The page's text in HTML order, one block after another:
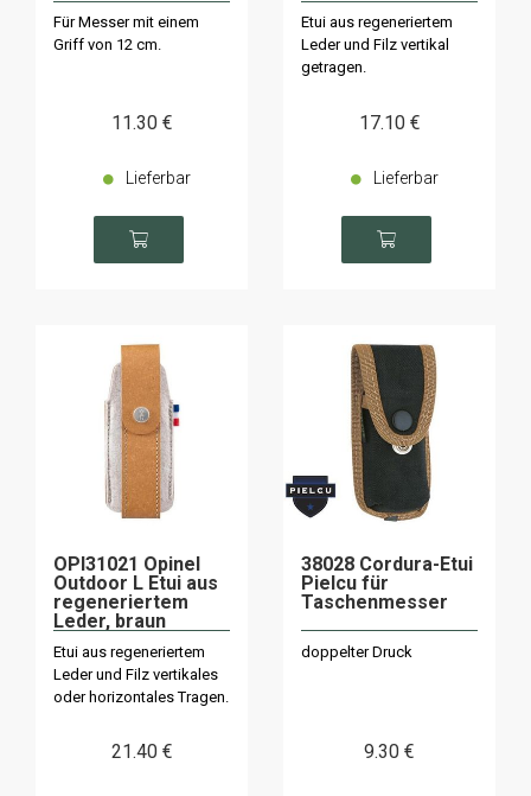
Für Messer mit einem
Griff von 12 cm.
11.30 €
Lieferbar
Etui aus regeneriertem
Leder und Filz vertikal
getragen.
17.10 €
Lieferbar
OPI31021 Opinel
Outdoor L Etui aus
regeneriertem
Leder, braun
Etui aus regeneriertem
Leder und Filz vertikales
oder horizontales Tragen.
21.40 €
38028 Cordura-Etui
Pielcu für
Taschenmesser
doppelter Druck
9.30 €